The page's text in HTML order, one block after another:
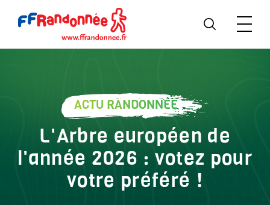
ACTU RANDONNÉE
L'Arbre européen de
l'année 2026 : votez pour
votre préféré !